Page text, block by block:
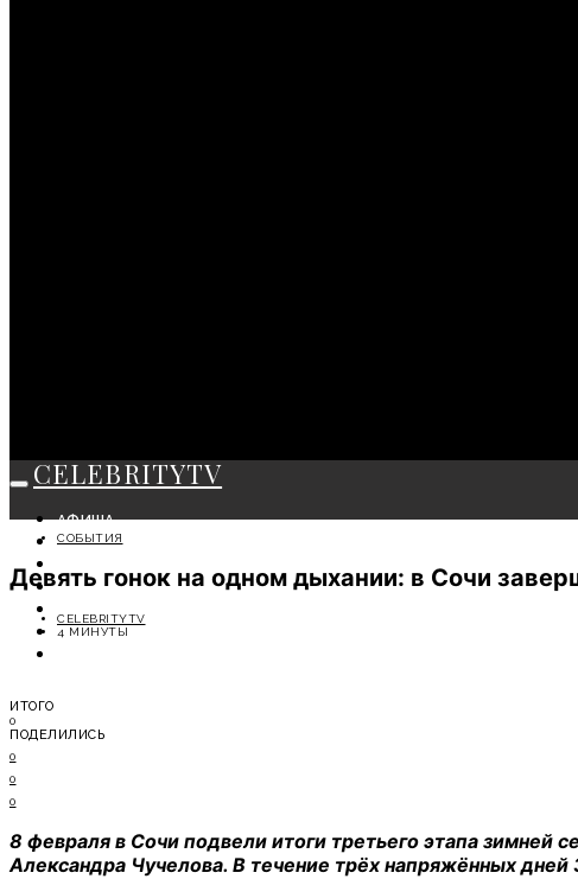
CELEBRITYTV
АФИША
СОБЫТИЯ
МОДА
ЛИЧНОСТЬ
ОТДЫХ
СОБЫТИЯ
Девять гонок на одном дыхании: в Сочи
CELEBRITYTV
4 МИНУТЫ
ИТОГО
0
ПОДЕЛИЛИСЬ
0
0
0
8 февраля в Сочи подвели итоги третьего этапа зимней
Александра Чучелова. В течение трёх напряжённых дней